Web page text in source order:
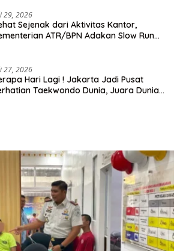
29, 2026
Sejenak dari Aktivitas Kantor,
ATR/BPN Adakan Slow Run
27, 2026
Hari Lagi ! Jakarta Jadi Pusat
Taekwondo Dunia, Juara Dunia